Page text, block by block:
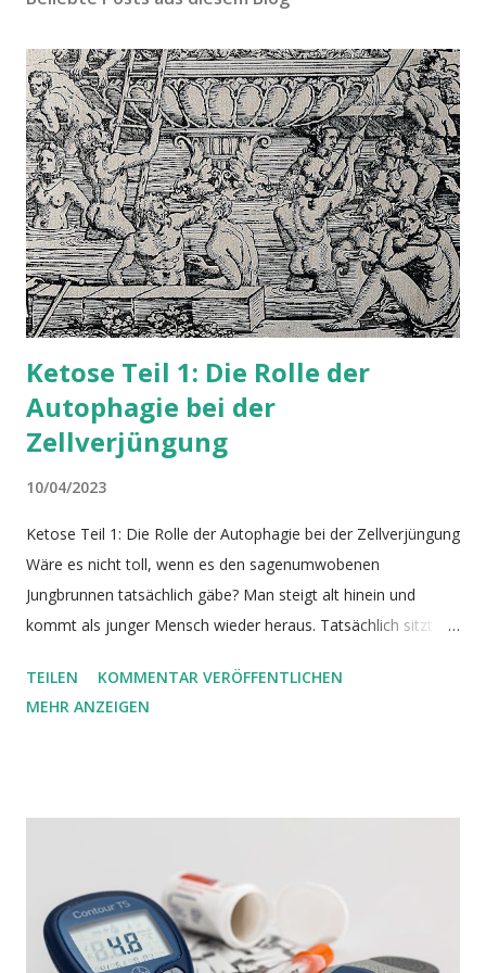
Ketose Teil 1: Die Rolle der
Autophagie bei der
Zellverjüngung
10/04/2023
Ketose Teil 1: Die Rolle der Autophagie bei der Zellverjüngung
Wäre es nicht toll, wenn es den sagenumwobenen
Jungbrunnen tatsächlich gäbe? Man steigt alt hinein und
kommt als junger Mensch wieder heraus. Tatsächlich sitzt ein
lange fit ( Aman et al, 2021 ). Hätten wir ihn nicht, würden wir
viel früher altern und sterben. Durch unseren heutigen
Madeo et al, 2015 , Wong et al, 2015 ). Steuern können wir
die Autophagie durch Ketose. Bildquelle Während des
normalen Stoffwechsels fallen in unseren Zellen Endprodukte
an, die uns schaden. Zusätzlich schädigt oxidativer Stress
TEILEN
KOMMENTAR VERÖFFENTLICHEN
MEHR ANZEIGEN